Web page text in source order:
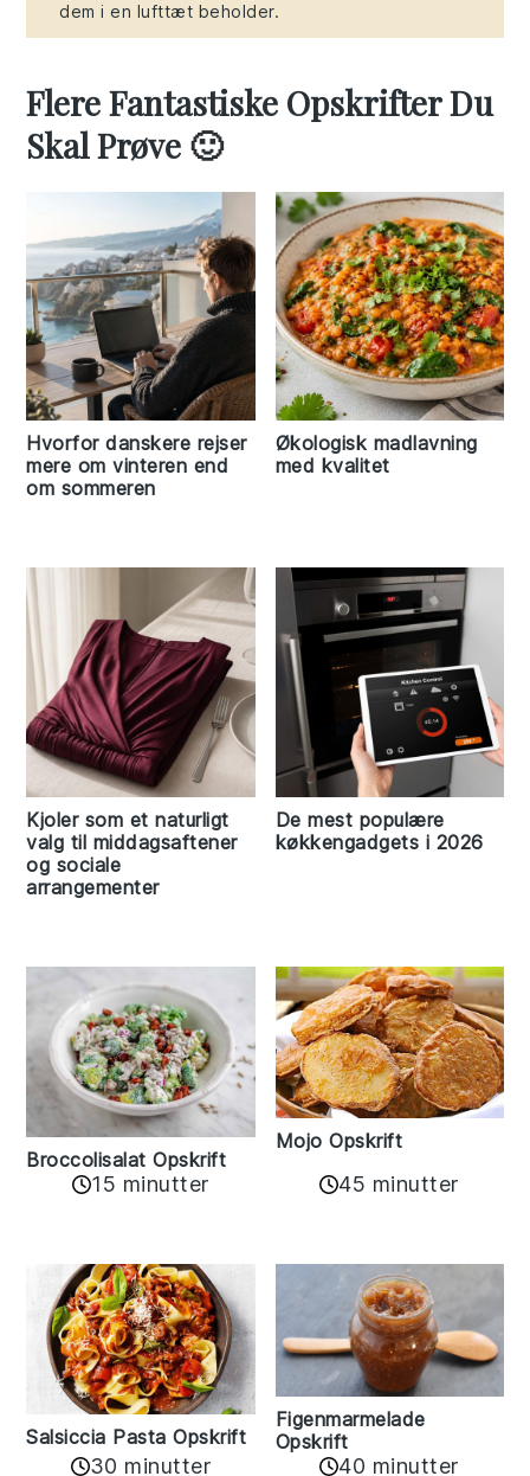
dem i en lufttæt beholder.
Flere Fantastiske Opskrifter Du
Skal Prøve 🙂
Hvorfor danskere rejser
mere om vinteren end
om sommeren
Økologisk madlavning
med kvalitet
Kjoler som et naturligt
valg til middagsaftener
og sociale
arrangementer
De mest populære
køkkengadgets i 2026
Broccolisalat Opskrift
15 minutter
Mojo Opskrift
45 minutter
Salsiccia Pasta Opskrift
30 minutter
Figenmarmelade
Opskrift
40 minutter